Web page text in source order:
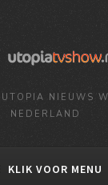
NIEUWS
NEDERLAND
KLIK VOOR MENU